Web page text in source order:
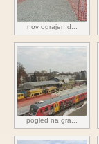
nov ograjen d...
pogled na gra...